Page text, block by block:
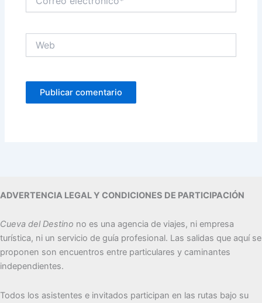
electrónico*
ADVERTENCIA LEGAL Y CONDICIONES DE PARTICIPACIÓN
Cueva del Destino no es una agencia de viajes, ni empresa
turística, ni un servicio de guía profesional. Las salidas que aquí se
proponen son encuentros entre particulares y caminantes
independientes.
Todos los asistentes e invitados participan en las rutas bajo su